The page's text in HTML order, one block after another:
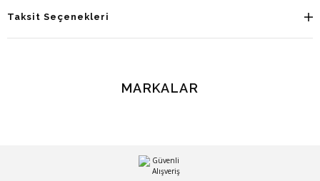
Taksit Seçenekleri
MARKALAR